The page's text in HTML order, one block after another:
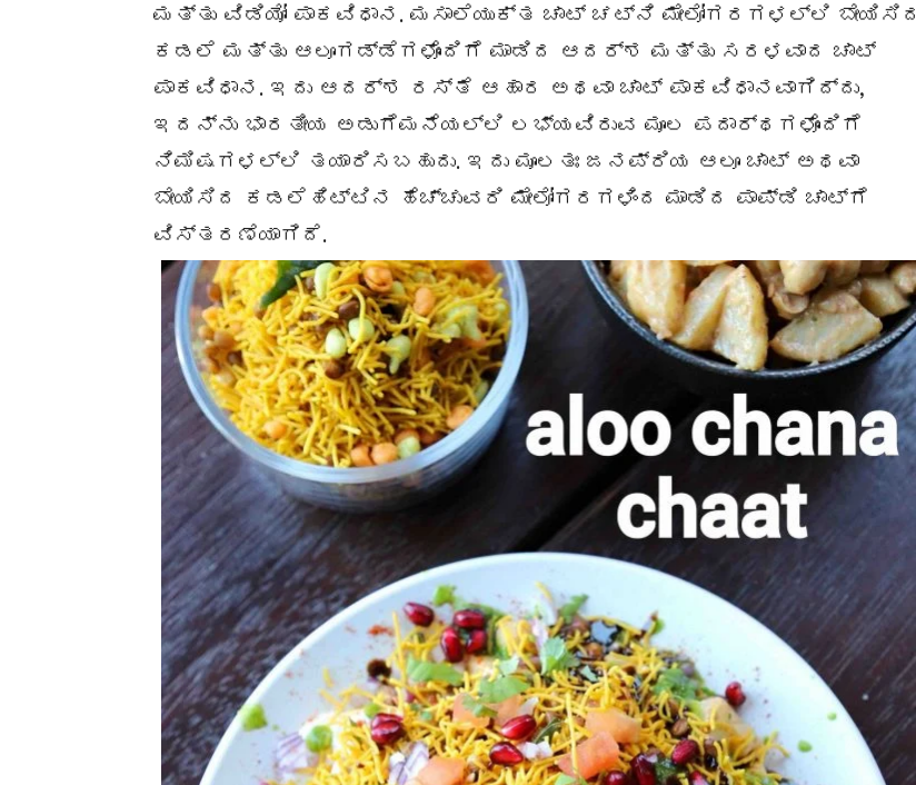
ಮತ್ತು ವಿಡಿಯೋ ಪಾಕವಿಧಾನ. ಮಸಾಲೆಯುಕ್ತ ಚಾಟ್ ಚಟ್ನಿ ಮೇಲೋಗರಗಳಲ್ಲಿ ಬೇಯಿಸಿದ
ಕಡಲೆ ಮತ್ತು ಆಲೂಗಡ್ಡೆಗಳೊಂದಿಗೆ ಮಾಡಿದ ಆದರ್ಶ ಮತ್ತು ಸರಳವಾದ ಚಾಟ್
ಪಾಕವಿಧಾನ. ಇದು ಆದರ್ಶ ರಸ್ತೆ ಆಹಾರ ಅಥವಾ ಚಾಟ್ ಪಾಕವಿಧಾನವಾಗಿದ್ದು,
ಇದನ್ನು ಭಾರತೀಯ ಅಡುಗೆಮನೆಯಲ್ಲಿ ಲಭ್ಯವಿರುವ ಮೂಲ ಪದಾರ್ಥಗಳೊಂದಿಗೆ
ನಿಮಿಷಗಳಲ್ಲಿ ತಯಾರಿಸಬಹುದು. ಇದು ಮೂಲತಃ ಜನಪ್ರಿಯ ಆಲೂ ಚಾಟ್ ಅಥವಾ
ಬೇಯಿಸಿದ ಕಡಲೆಹಿಟ್ಟಿನ ಹೆಚ್ಚುವರಿ ಮೇಲೋಗರಗಳಿಂದ ಮಾಡಿದ ಪಾಪ್ಡಿ ಚಾಟ್‌ಗೆ
ವಿಸ್ತರಣೆಯಾಗಿದೆ.